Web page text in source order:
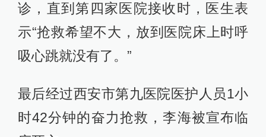
诊，直到第四家医院接收时，医生表
示“抢救希望不大，放到医院床上时呼
吸心跳就没有了。”
最后经过西安市第九医院医护人员1小
时42分钟的奋力抢救，李海被宣布临